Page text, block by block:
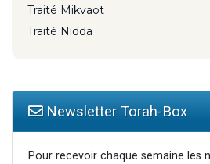
Traité Mikvaot
Traité Nidda
Newsletter Torah-Box
Pour recevoir chaque semaine les